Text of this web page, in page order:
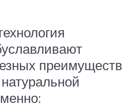
преимуществ